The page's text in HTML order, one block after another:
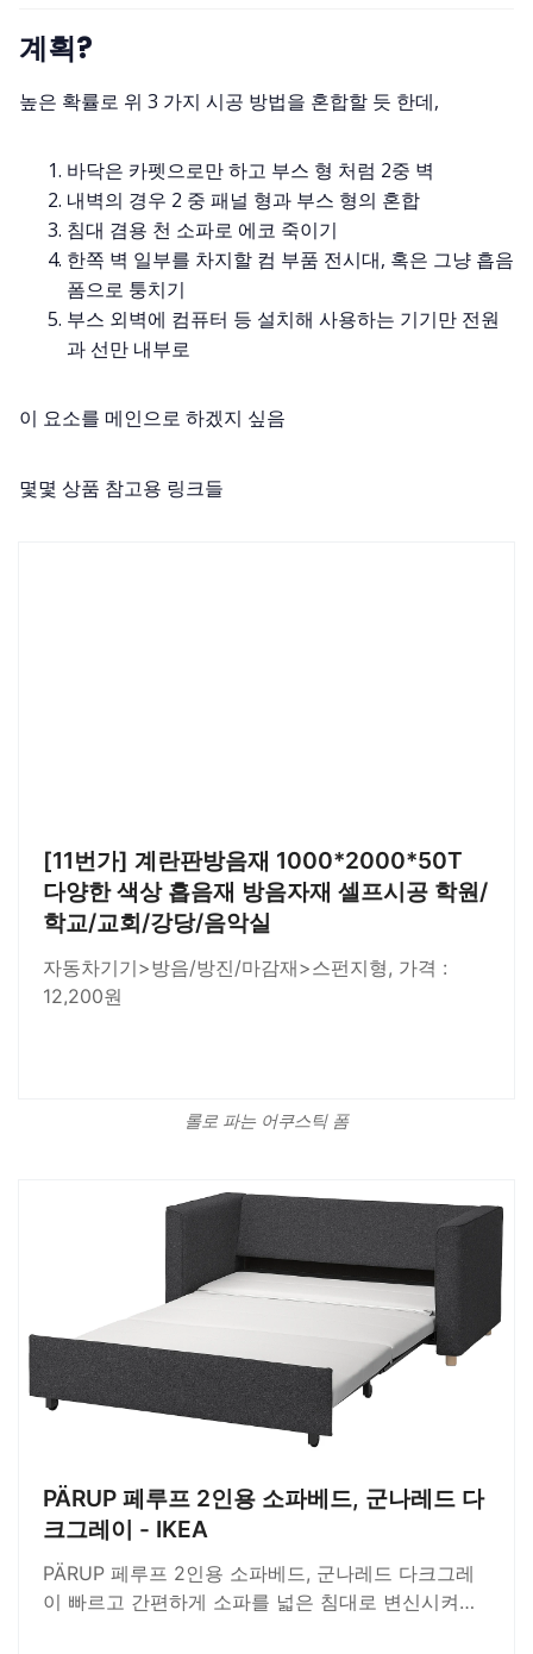
계획?
높은 확률로 위 3 가지 시공 방법을 혼합할 듯 한데,
바닥은 카펫으로만 하고 부스 형 처럼 2중 벽
내벽의 경우 2 중 패널 형과 부스 형의 혼합
침대 겸용 천 소파로 에코 죽이기
한쪽 벽 일부를 차지할 컴 부품 전시대, 혹은 그냥 흡음
폼으로 퉁치기
부스 외벽에 컴퓨터 등 설치해 사용하는 기기만 전원
과 선만 내부로
이 요소를 메인으로 하겠지 싶음
몇몇 상품 참고용 링크들
[11번가] 계란판방음재 1000*2000*50T
다양한 색상 흡음재 방음자재 셀프시공 학원/
학교/교회/강당/음악실
자동차기기>방음/방진/마감재>스펀지형, 가격 :
12,200원
롤로 파는 어쿠스틱 폼
PÄRUP 페루프 2인용 소파베드, 군나레드 다
크그레이 - IKEA
PÄRUP 페루프 2인용 소파베드, 군나레드 다크그레
이 빠르고 간편하게 소파를 넓은 침대로 변신시켜보